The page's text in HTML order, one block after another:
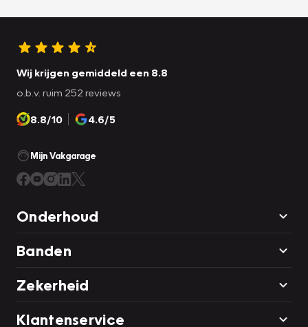
Wij krijgen gemiddeld een 8.8
o.b.v. ruim 252 reviews
8.8/10 4.6/5
Mijn Vakgarage
Onderhoud
Banden
Zekerheid
Klantenservice